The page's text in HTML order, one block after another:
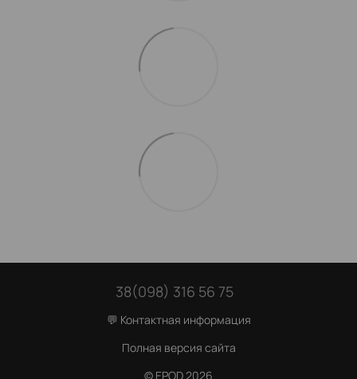
38(098) 316 56 75
💬 Контактная информация
Полная версия сайта
© EPOD 2026